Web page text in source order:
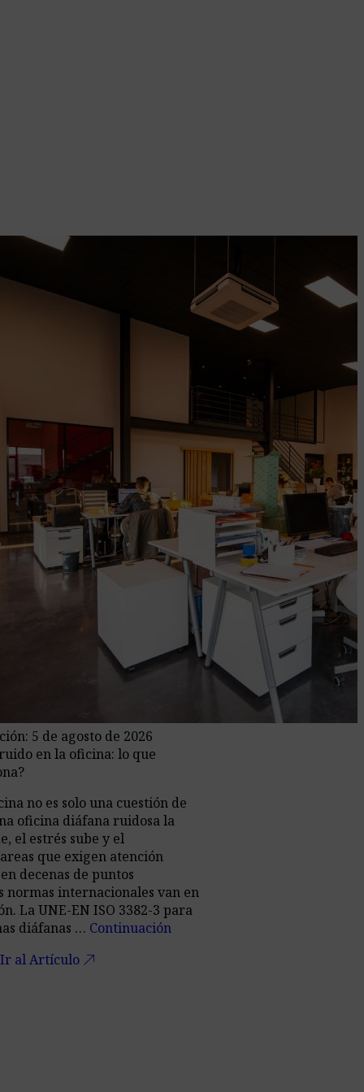
5 de agosto de 2026
en la oficina: lo que
no es solo una cuestión de
oficina diáfana ruidosa la
el estrés sube y el
que exigen atención
decenas de puntos
normas internacionales van en
La UNE-EN ISO 3382-3 para
diáfanas … Continuación
Ir al Artículocall_made